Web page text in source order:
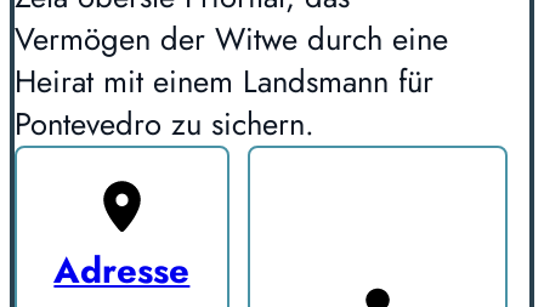
Vermögen der Witwe durch eine
Heirat mit einem Landsmann für
Pontevedro zu sichern.
Adresse